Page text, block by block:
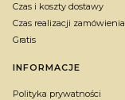
Czas i koszty dostawy
Czas realizacji zamówienia
Gratis
INFORMACJE
Polityka prywatności